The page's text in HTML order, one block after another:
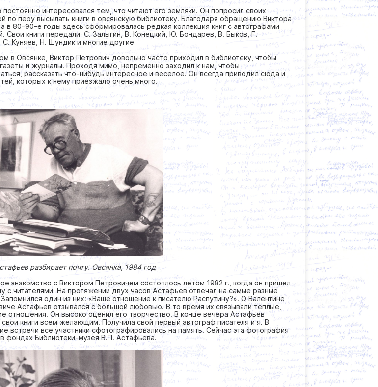
постоянно интересовался тем, что читают его земляки. Он попросил своих
по перу высылать книги в овсянскую библиотеку. Благодаря обращению Виктора
в 80-90-е годы здесь сформировалась редкая коллекция книг с автографами
Свои книги передали: С. Залыгин, В. Конецкий, Ю. Бондарев, В. Быков, Г.
С. Куняев, Н. Шундик и многие другие.
в Овсянке, Виктор Петрович довольно часто приходил в библиотеку, чтобы
газеты и журналы. Проходя мимо, непременно заходил к нам, чтобы
рассказать что-нибудь интересное и веселое. Он всегда приводил сюда и
которых к нему приезжало очень много.
разбирает почту. Овсянка, 1984 год
знакомство с Виктором Петровичем состоялось летом 1982 г., когда он пришел
с читателями. На протяжении двух часов Астафьев отвечал на самые разные
один из них: «Ваше отношение к писателю Распутину?». О Валентине
Астафьев отзывался с большой любовью. В то время их связывали тёплые,
отношения. Он высоко оценил его творчество. В конце вечера Астафьев
свои книги всем желающим. Получила свой первый автограф писателя и я. В
встречи все участники сфотографировались на память. Сейчас эта фотография
в фондах Библиотеки-музея В.П. Астафьева.